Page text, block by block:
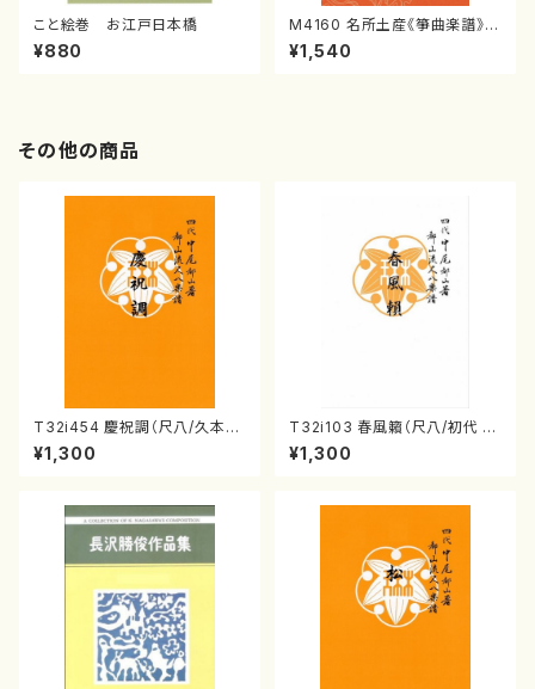
こと絵巻 お江戸日本橋
¥880
M4160 名所土産《箏曲楽譜》
（箏/宮城喜代子・宮城数江著・
宮城宗家監修/箏曲古典楽譜）
¥1,540
その他の商品
T32i454 慶祝調（尺八/久本玄
智/楽譜）都山流公刊楽譜曲番:2
161
¥1,300
T32i103 春風籟（尺八/初代 石
垣征山/尺八/都山式譜）都山流
公刊楽譜曲番:552
¥1,300